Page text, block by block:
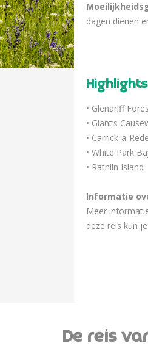
dagen dienen
Highlights
• Glenariff
• Giant’s
• Carrick-a-
• White Park
• Rathlin Island
Informatie
Meer
deze reis kun
De reis